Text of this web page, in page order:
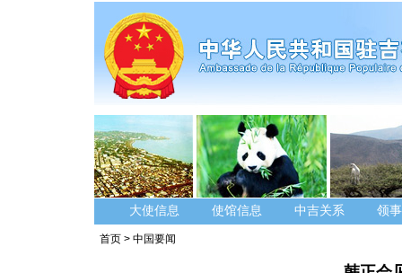
大使信息 使馆信息 中吉关系 领
首页 > 中国要闻